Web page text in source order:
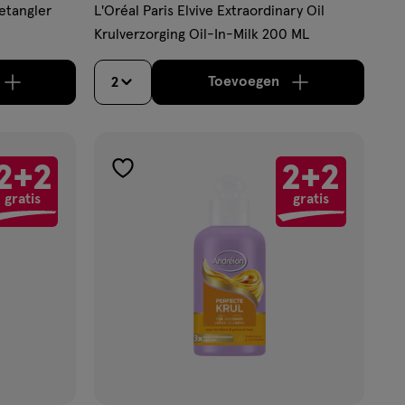
50 items bestellen van dit type product.
aantal met één, Bijna uitverkocht!Er zijn nog maar 11
L'Oréal Paris Elvive Extraordinary Oil
Krulverzorging Oil-In-Milk 200 ML
2 Toevoegenverhoog aantal met
gratis
2+2
gratis
toevoegen